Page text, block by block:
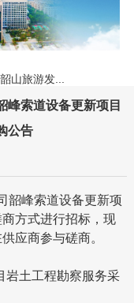
韶山旅游发...
峰索道设备更新项目
公告
韶峰索道设备更新项
方式进行招标，现
应商参与磋商。
岩土工程勘察服务采